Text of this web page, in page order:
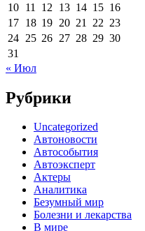
10 11 12 13 14 15 16
17 18 19 20 21 22 23
24 25 26 27 28 29 30
31
« Июл
Рубрики
Uncategorized
Автоновости
Автособытия
Автоэксперт
Актеры
Аналитика
Безумный мир
Болезни и лекарства
В мире